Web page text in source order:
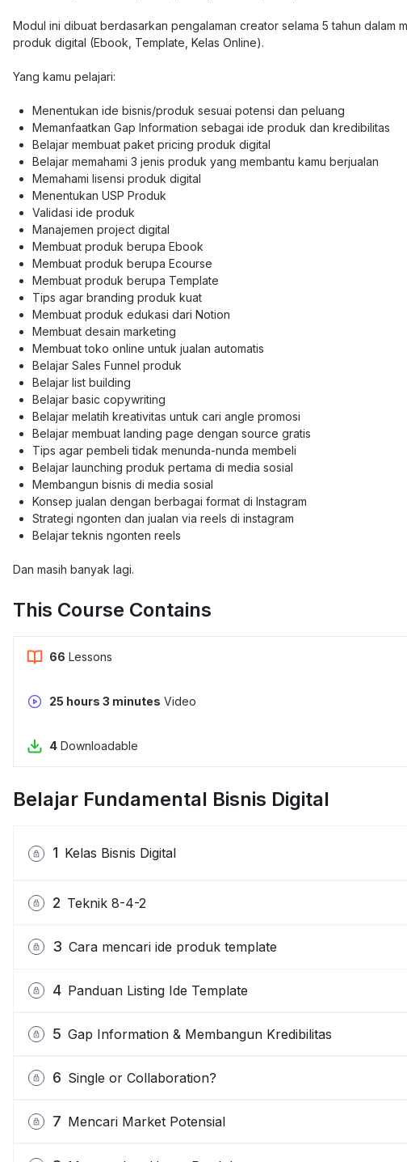
Bonus membuat brand bisnis digital
Bonus ebook series premium seri Make Money Online
Free Template manajemen kurikulum ecourse
Free Checklist bisnis digital
Modul ini dibuat berdasarkan pengalaman creator selama 5 tahun dalam
produk digital (Ebook, Template, Kelas Online).
Yang kamu pelajari:
Menentukan ide bisnis/produk sesuai potensi dan peluang
Memanfaatkan Gap Information sebagai ide produk dan kredibilitas
Belajar membuat paket pricing produk digital
Belajar memahami 3 jenis produk yang membantu kamu berjualan
Memahami lisensi produk digital
Menentukan USP Produk
Validasi ide produk
Manajemen project digital
Membuat produk berupa Ebook
Membuat produk berupa Ecourse
Membuat produk berupa Template
Tips agar branding produk kuat
Membuat produk edukasi dari Notion
Membuat desain marketing
Membuat toko online untuk jualan automatis
Belajar Sales Funnel produk
Belajar list building
Belajar basic copywriting
Belajar melatih kreativitas untuk cari angle promosi
Belajar membuat landing page dengan source gratis
Tips agar pembeli tidak menunda-nunda membeli
Belajar launching produk pertama di media sosial
Membangun bisnis di media sosial
Konsep jualan dengan berbagai format di Instagram
Strategi ngonten dan jualan via reels di instagram
Belajar teknis ngonten reels
Dan masih banyak lagi.
This Course Contains
66 Lessons
25 hours 3 minutes Video
4Downloadable
Belajar Fundamental Bisnis Digital
1 Kelas Bisnis Digital
2 Teknik 8-4-2
3 Cara mencari ide produk template
4 Panduan Listing Ide Template
5 Gap Information & Membangun Kredibilitas
6 Single or Collaboration?
7 Mencari Market Potensial